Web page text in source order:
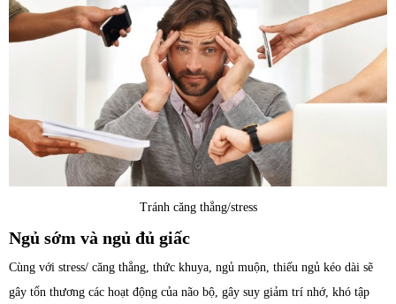
Tránh căng thẳng/stress
Ngủ sớm và ngủ đủ giấc
Cùng với stress/ căng thẳng, thức khuya, ngủ muộn, thiếu ngủ kéo dài sẽ
gây tổn thương các hoạt động của não bộ, gây suy giảm trí nhớ, khó tập